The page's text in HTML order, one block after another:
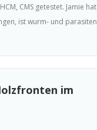
CMS getestet. Jamie
ist wurm- und
im